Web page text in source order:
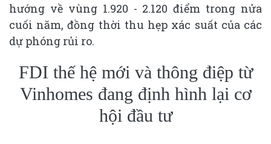
hướng về vùng 1.920 - 2.120 điểm trong nửa
cuối năm, đồng thời thu hẹp xác suất của các
dự phóng rủi ro.
FDI thế hệ mới và thông điệp từ
Vinhomes đang định hình lại cơ
hội đầu tư